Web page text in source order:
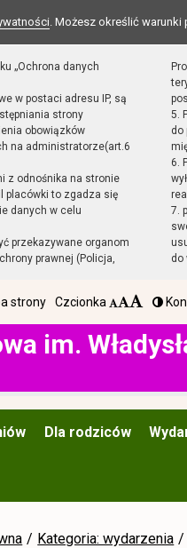
. Możesz określić
„Ochrona danych
w postaci adresu IP, są
strony
obowiązków
na administratorze(art.6
z odnośnika na stronie
placówki to zgadza się
danych w celu
przekazywane organom
prawnej (Policja,
5.
do
6.
7.
do
strony Czcionka
im.
Dla rodziców
Kategoria: wydarzenia